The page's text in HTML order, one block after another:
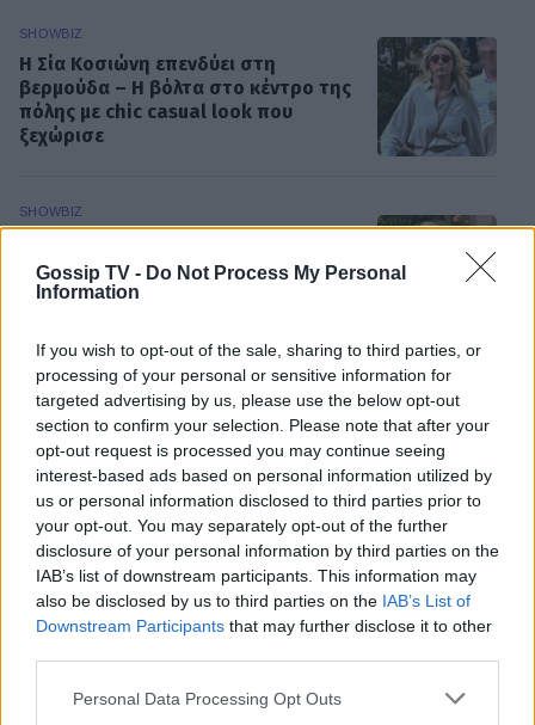
Gossip TV - Do Not Process My Personal
Information
If you wish to opt-out of the sale, sharing to third parties, or
processing of your personal or sensitive information for
targeted advertising by us, please use the below opt-out
section to confirm your selection. Please note that after your
opt-out request is processed you may continue seeing
interest-based ads based on personal information utilized by
us or personal information disclosed to third parties prior to
your opt-out. You may separately opt-out of the further
disclosure of your personal information by third parties on the
IAB’s list of downstream participants. This information may
also be disclosed by us to third parties on the IAB’s List of
Downstream Participants that may further disclose it to other
Personal Data Processing Opt Outs
SHOWBIZ
Η Σία Κοσιώνη επενδύει στη
βερμούδα – Η βόλτα στο κέντρο της
πόλης με chic casual look που
ξεχώρισε
SHOWBIZ
ο νους σου ποιο παραδοσιακό
φαγητό την ενθουσίασε!
SHOWBIZ
Ελένη Μενεγάκη: Η viral εμφάνιση
στο Φισκάρδο, το γεύμα με τον
Παντζόπουλο & η ανάρτηση στα
SHOWBIZ
Τρυφερές αγκαλιές με τα παιδιά,
stylish εμφανίσεις & ένας
Αργυρό
ΟΛΕΣ ΟΙ ΕΙΔΗΣΕΙΣ
DPG NETWORK